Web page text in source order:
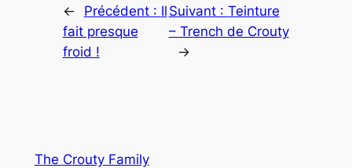
← Précédent : Il
fait presque
froid !
Suivant : Teinture
– Trench de Crouty
→
The Crouty Family